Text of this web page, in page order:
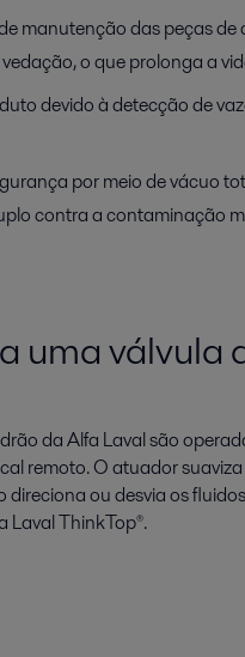
manutenção das peças de
o que prolonga a
devido à detecção de
por meio de vácuo
contra a contaminação
uma válvula
da Alfa Laval são
remoto. O atuador
ou desvia os
Laval ThinkTop®.